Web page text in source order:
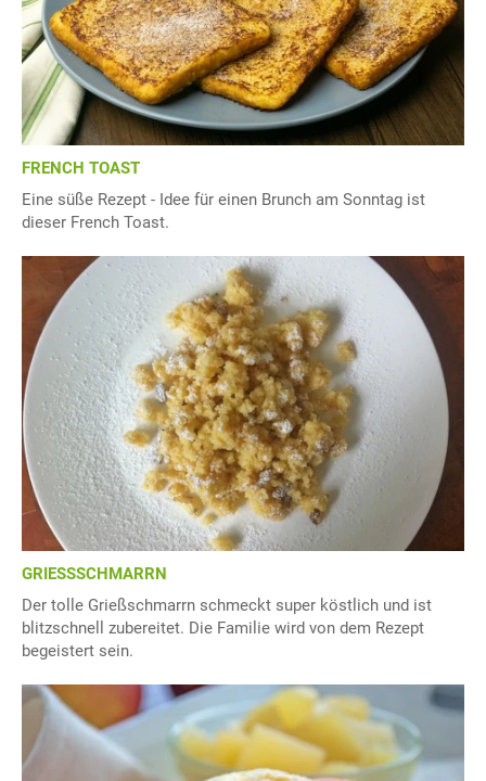
FRENCH TOAST
Eine süße Rezept - Idee für einen Brunch am Sonntag ist
dieser French Toast.
GRIESSSCHMARRN
Der tolle Grießschmarrn schmeckt super köstlich und ist
blitzschnell zubereitet. Die Familie wird von dem Rezept
begeistert sein.